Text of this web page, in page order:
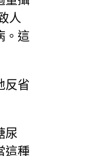
人
。這
反省
尿
這種